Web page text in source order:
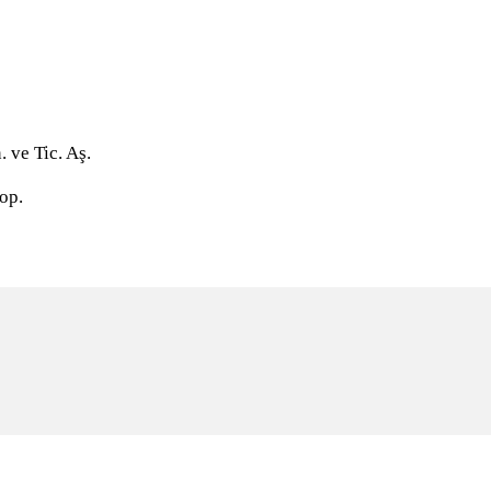
Hiz. İnş. San. ve Tic. Aş.